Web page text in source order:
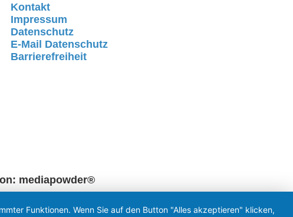
Kontakt
Impressum
Datenschutz
E-Mail Datenschutz
Barrierefreiheit
mediapowder®
Funktionen. Wenn Sie auf den Button "Alles akzeptieren" klicken,